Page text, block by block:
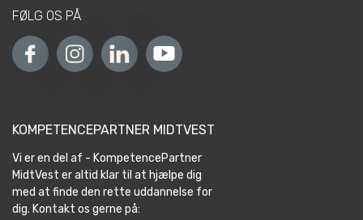
FØLG OS PÅ
KOMPETENCEPARTNER MIDTVEST
Vi er en del af - KompetencePartner
MidtVest er altid klar til at hjælpe dig
med at finde den rette uddannelse for
dig. Kontakt os gerne på: